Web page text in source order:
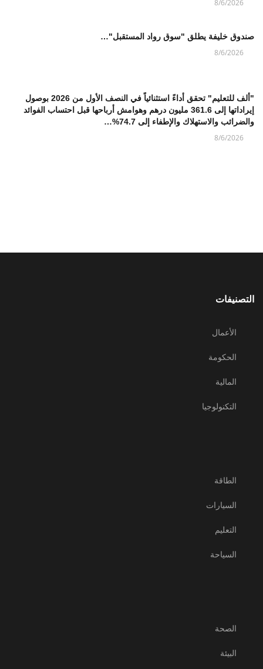
8/6/2026
صندوق خليفة يطلق "سوق رواد المستقبل"…
8/6/2026
"ألف للتعليم" تحقق أداءً استثنائياً في النصف الأول من 2026 بوصول
إيراداتها إلى 361.6 مليون درهم وهوامش أرباحها قبل احتساب الفوائد
والضرائب والاستهلاك والإطفاء إلى 74.7%…
8/6/2026
التصنيفات
الأعمال
الحكومة
المالية
التكنولوجيا
الطاقة
السيارات
التعليم
السياحة
الصحة
البيئة